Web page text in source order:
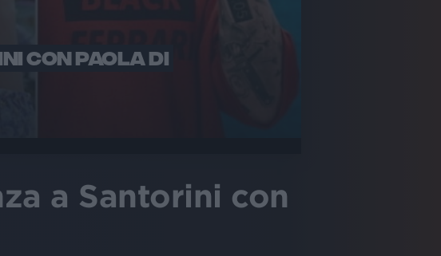
CON PAOLA DI
a Santorini con